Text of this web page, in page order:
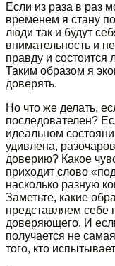
Если из раза в раз
временем я стану
люди так и будут
внимательность и
правду и
Таким образом я
доверять.
Но что же делать,
последователен?
идеальном
удивлена,
доверию? Какое
приходит слово
насколько разную
Заметьте, какие
представляем себе
доверяющего. И
получается не
того, кто